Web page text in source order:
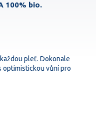
100% bio.
pleť. Dokonale
optimistickou vůní pro